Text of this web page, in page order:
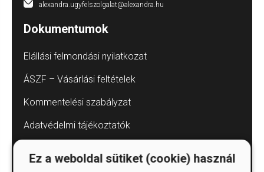
alexandra.ugyfelszolgalat@alexandra.hu
Dokumentumok
Elállási felmondási nyilatkozat
ÁSZF – Vásárlási feltételek
Kommentelési szabályzat
Adatvédelmi tájékoztatók
Ez a weboldal sütiket (cookie) használ